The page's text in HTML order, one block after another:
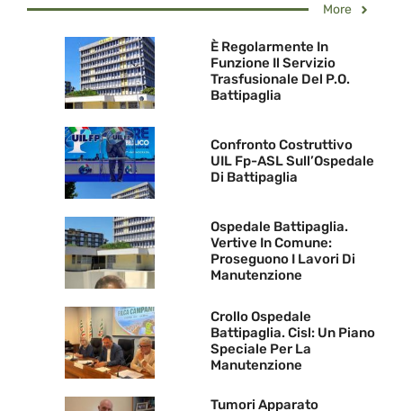
More
È Regolarmente In
Funzione Il Servizio
Trasfusionale Del P.O.
Battipaglia
Confronto Costruttivo
UIL Fp-ASL Sull’Ospedale
Di Battipaglia
Ospedale Battipaglia.
Vertive In Comune:
Proseguono I Lavori Di
Manutenzione
Crollo Ospedale
Battipaglia. Cisl: Un Piano
Speciale Per La
Manutenzione
Tumori Apparato